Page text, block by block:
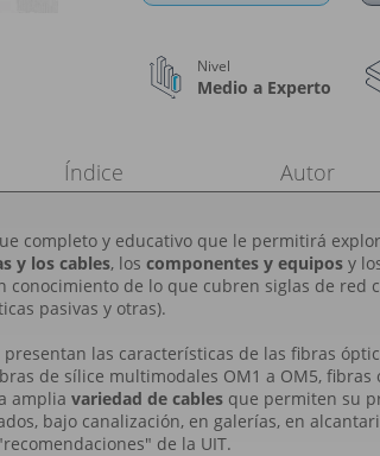
Nivel
Medio a Experto
completo y educativo que le permitirá
y los cables, los componentes y equipos y
de lo que cubren siglas de red
pasivas y otras).
las características de las fibras
de sílice multimodales OM1 a OM5,
amplia variedad de cables que permiten su
bajo canalización, en galerías, en
de la UIT.
Índice Autor